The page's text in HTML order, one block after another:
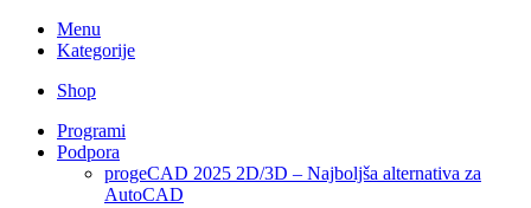
Menu
Kategorije
Shop
Programi
Podpora
progeCAD 2025 2D/3D – Najboljša alternativa za
AutoCAD